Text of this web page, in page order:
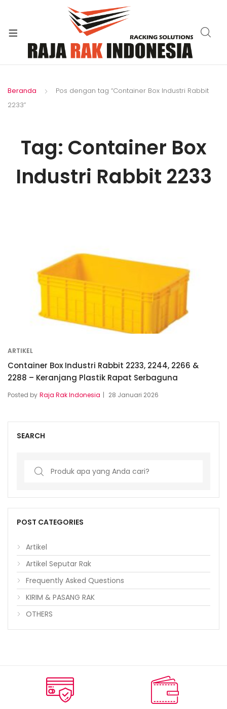
Beranda
Pos dengan tag “Container Box Industri Rabbit
2233”
Tag: Container Box
Industri Rabbit 2233
ARTIKEL
Container Box Industri Rabbit 2233, 2244, 2266 &
2288 – Keranjang Plastik Rapat Serbaguna
Posted by Raja Rak Indonesia 28 Januari 2026
SEARCH
Search
POST CATEGORIES
Artikel
Artikel Seputar Rak
Frequently Asked Questions
KIRIM & PASANG RAK
OTHERS